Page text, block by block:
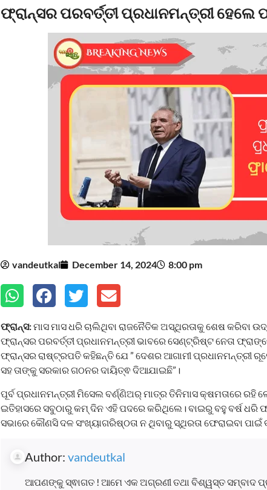
ଫ୍ରାନ୍ସର ପରବର୍ତ୍ତୀ ପ୍ରଧାନମନ୍ତ୍ରୀ
vandeutkal December 14, 2024 8:00 pm
ଫ୍ରାନ୍ସ:ମାସ ମାସ ଧରି ଚାଲିଥିବା ରାଜନୈତିକ ଅସ୍ଥିରତାକୁ ଶେଷ କରିବା
ଫ୍ରାନ୍ସର ପରବର୍ତ୍ତୀ ପ୍ରଧାନମନ୍ତ୍ରୀ ଭାବରେ ସେଣ୍ଟ୍ରିଷ୍ଟ ନେତା
ଫ୍ରାନ୍ସର ରାଷ୍ଟ୍ରପତି କହିଛନ୍ତି ଯେ ” ଦେଶର ଆଗାମୀ ପ୍ରଧାନମନ୍ତ୍ରୀ
ସହ ତାଙ୍କୁ ସରକାର ଗଠନର ଦାୟିତ୍ଵ ଦିଆଯାଇଛି”।
ପୂର୍ବ ପ୍ରଧାନମନ୍ତ୍ରୀ ମିସେଲ ବର୍ଣ୍ଣିଅର୍ ମାତ୍ର ତିନିମାସ କ୍ଷମତାରେ ରହି
ଇତିହାସରେ ସବୁଠାରୁ କମ୍ ଦିନ ଏହି ପଦରେ କରିଥିଲେ। ବାଇରୁ ବହୁ ବର୍ଷ ଧରି
ସଭାରେ କୌଣସି ଦଳ ସଂଖ୍ୟାଗରିଷ୍ଠତା ନ ଥିବାରୁ ସ୍ଥିରତା ଫେରାଇବା
Author: vandeutkal
ଆପଣଙ୍କୁ ସ୍ଵାଗତ ! ଆମେ ଏକ ଅଗ୍ରଣୀ ତଥା ବିଶ୍ୱସ୍ତ ସମ୍ବାଦ